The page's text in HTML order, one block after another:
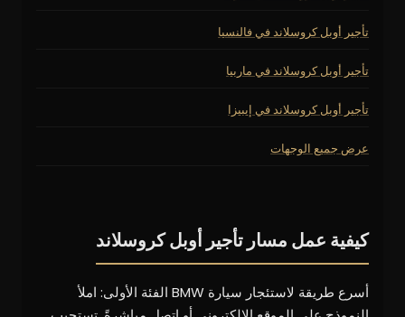
تأجير أوبل كروسلاند في فالنسيا
تأجير أوبل كروسلاند في ماربيا
تأجير أوبل كروسلاند في إيبيزا
عرض جميع الوجهات
كيفية عمل مسار تأجير أوبل كروسلاند
أسرع طريقة لاستئجار سيارة BMW الفئة الأولى: املأ